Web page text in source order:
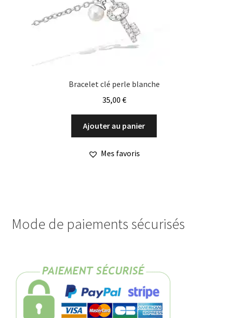
Bracelet clé perle blanche
35,00 €
Ajouter au panier
Mes favoris
Mode de paiements sécurisés